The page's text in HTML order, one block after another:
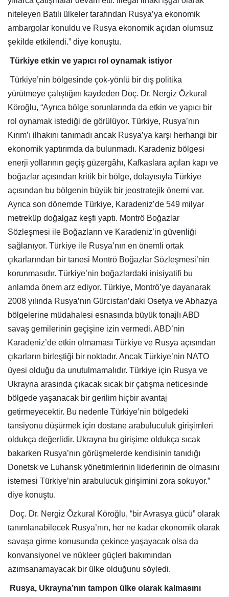
niteleyen Batılı ülkeler tarafından Rusya’ya ekonomik
ambargolar konuldu ve Rusya ekonomik açıdan olumsuz
şekilde etkilendi.” diye konuştu.
Türkiye etkin ve yapıcı rol oynamak istiyor
Türkiye’nin bölgesinde çok-yönlü bir dış politika
yürütmeye çalıştığını kaydeden Doç. Dr. Nergiz Özkural
Köroğlu, “Ayrıca bölge sorunlarında da etkin ve yapıcı bir
rol oynamak istediği de görülüyor. Türkiye, Rusya’nın
Kırım’ı ilhakını tanımadı ancak Rusya’ya karşı herhangi bir
ekonomik yaptırımda da bulunmadı. Karadeniz bölgesi
enerji yollarının geçiş güzergâhı, Kafkaslara açılan kapı ve
boğazlar açısından kritik bir bölge, dolayısıyla Türkiye
açısından bu bölgenin büyük bir jeostratejik önemi var.
Ayrıca son dönemde Türkiye, Karadeniz’de 549 milyar
metreküp doğalgaz keşfi yaptı. Montrö Boğazlar
Sözleşmesi ile Boğazların ve Karadeniz’in güvenliği
sağlanıyor. Türkiye ile Rusya’nın en önemli ortak
çıkarlarından bir tanesi Montrö Boğazlar Sözleşmesi’nin
korunmasıdır. Türkiye’nin boğazlardaki inisiyatifi bu
anlamda önem arz ediyor. Türkiye, Montrö’ye dayanarak
2008 yılında Rusya’nın Gürcistan’daki Osetya ve Abhazya
bölgelerine müdahalesi esnasında büyük tonajlı ABD
savaş gemilerinin geçişine izin vermedi. ABD’nin
Karadeniz’de etkin olmaması Türkiye ve Rusya açısından
çıkarların birleştiği bir noktadır. Ancak Türkiye’nin NATO
üyesi olduğu da unutulmamalıdır. Türkiye için Rusya ve
Ukrayna arasında çıkacak sıcak bir çatışma neticesinde
bölgede yaşanacak bir gerilim hiçbir avantaj
getirmeyecektir. Bu nedenle Türkiye’nin bölgedeki
tansiyonu düşürmek için dostane arabuluculuk girişimleri
oldukça değerlidir. Ukrayna bu girişime oldukça sıcak
bakarken Rusya’nın görüşmelerde kendisinin tanıdığı
Donetsk ve Luhansk yönetimlerinin liderlerinin de olmasını
istemesi Türkiye’nin arabulucuk girişimini zora sokuyor.”
diye konuştu.
Doç. Dr. Nergiz Özkural Köroğlu, “bir Avrasya gücü” olarak
tanımlanabilecek Rusya’nın, her ne kadar ekonomik olarak
savaşa girme konusunda çekince yaşayacak olsa da
konvansiyonel ve nükleer güçleri bakımından
azımsanamayacak bir ülke olduğunu söyledi.
Rusya, Ukrayna’nın tampon ülke olarak kalmasını